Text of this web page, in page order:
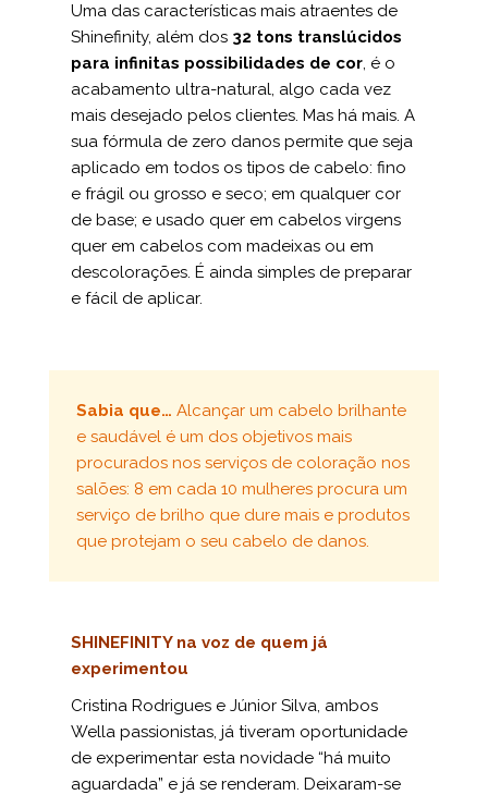
Uma das características mais atraentes de
Shinefinity, além dos 32 tons translúcidos
para infinitas possibilidades de cor, é o
acabamento ultra-natural, algo cada vez
mais desejado pelos clientes. Mas há mais. A
sua fórmula de zero danos permite que seja
aplicado em todos os tipos de cabelo: fino
e frágil ou grosso e seco; em qualquer cor
de base; e usado quer em cabelos virgens
quer em cabelos com madeixas ou em
descolorações. É ainda simples de preparar
e fácil de aplicar.
Sabia que… Alcançar um cabelo brilhante
e saudável é um dos objetivos mais
procurados nos serviços de coloração nos
salões: 8 em cada 10 mulheres procura um
serviço de brilho que dure mais e produtos
que protejam o seu cabelo de danos.
SHINEFINITY na voz de quem já
experimentou
Cristina Rodrigues e Júnior Silva, ambos
Wella passionistas, já tiveram oportunidade
de experimentar esta novidade “há muito
aguardada” e já se renderam. Deixaram-se